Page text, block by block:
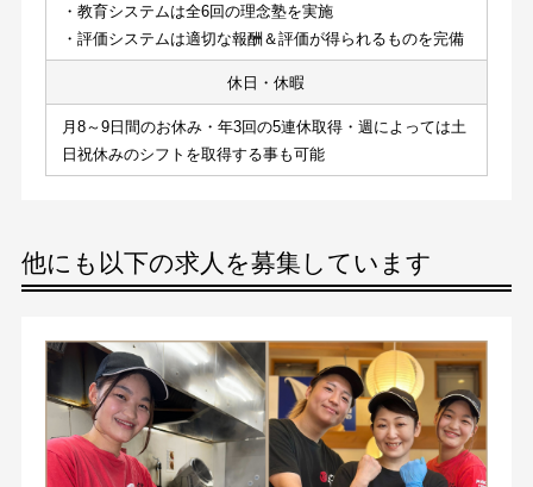
・教育システムは全6回の理念塾を実施
・評価システムは適切な報酬＆評価が得られるものを完備
休日・休暇
月8～9日間のお休み・年3回の5連休取得・週によっては土
日祝休みのシフトを取得する事も可能
他にも以下の求人を募集しています